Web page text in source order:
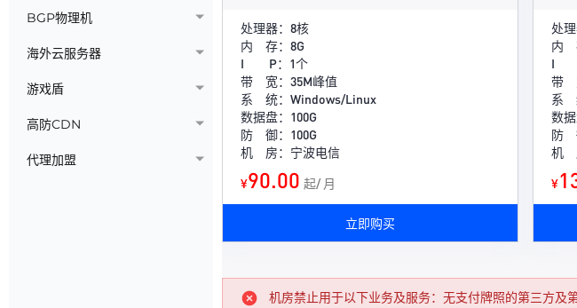
BGP物理机
海外云服务器
游戏盾
高防CDN
代理加盟
处理器：8核
内 存：8G
I P：1个
带 宽：35M峰值
系 统：Windows/Linux
数据盘：100G
防 御：100G
机 房：宁波电信
¥90.00 起/ 月
立即购买
处
内
I P
带
系
数
防
机
¥
机房禁止用于以下业务及服务：无支付牌照的第三方及